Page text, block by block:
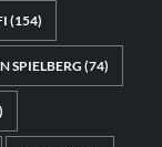
(154)
SPIELBERG (74)